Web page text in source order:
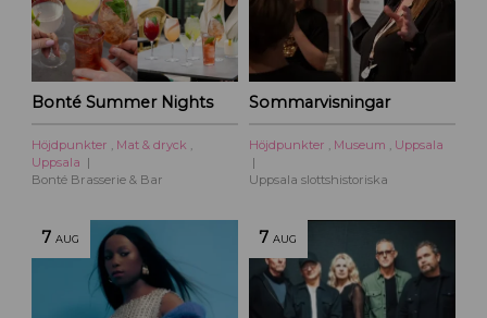
Bonté Summer Nights
Höjdpunkter , Mat & dryck ,
Uppsala
Bonté Brasserie & Bar
Sommarvisningar
Höjdpunkter , Museum , Uppsala
Uppsala slottshistoriska
7 AUG 7 AUG